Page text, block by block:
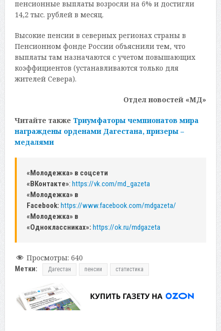
пенсионные выплаты возросли на 6% и достигли
14,2 тыс. рублей в месяц.
Высокие пенсии в северных регионах страны в
Пенсионном фонде России объяснили тем, что
выплаты там назначаются с учетом повышающих
коэффициентов (устанавливаются только для
жителей Севера).
Отдел новостей «МД»
Читайте также Триумфаторы чемпионатов мира
награждены орденами Дагестана, призеры –
медалями
«Молодежка» в соцсети
«ВКонтакте»: https://vk.com/md_gazeta
«Молодежка» в
Facebook: https://www.facebook.com/mdgazeta/
«Молодежка» в
«Одноклассниках»: https://ok.ru/mdgazeta
Просмотры: 640
Метки: Дагестан пенсии статистика